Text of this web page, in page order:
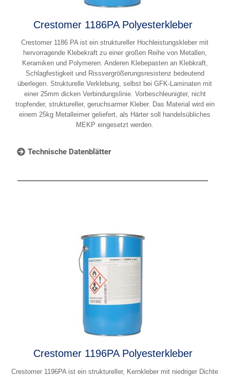
Crestomer 1186PA Polyesterkleber
Crestomer 1186 PA ist ein struktureller Hochleistungskleber mit
hervorragende Klebekraft zu einer großen Reihe von Metallen,
Keramiken und Polymeren. Anderen Klebepasten an Klebkraft,
Schlagfestigkeit und Rissvergrößerungsresistenz bedeutend
überlegen. Strukturelle Verklebung, selbst bei GFK-Laminaten mit
einer 25mm dicken Verbindungslinie. Vorbeschleunigter, nicht
tropfender, struktureller, geruchsarmer Kleber. Das Material wird ein
einem 25kg Metalleimer geliefert, als Härter soll handelsübliches
MEKP eingesetzt werden.
Technische Datenblätter
Crestomer 1196PA Polyesterkleber
Crestomer 1196PA ist ein struktureller, Kernkleber mit niedriger Dichte